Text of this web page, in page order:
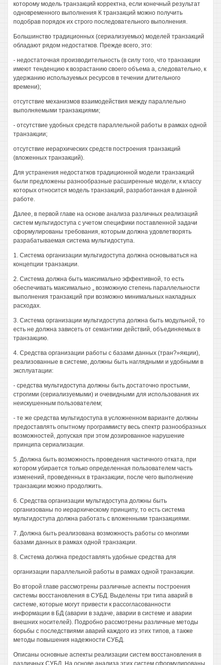
которому модель транзакций корректна, если конечный результат
одновременного выполнения К транзакций можно получить
подобрав порядок их строго последовательного выполнения.
Большинство традиционных (сериализуемых) моделей транзакций
обладают рядом недостатков. Прежде всего, это:
- недостаточная производительность (в силу того, что транзакции
имеют тенденцию к возрастанию своего объема а, следовательно, к
удержанию используемых ресурсов в течении длительного
времени);
отсутствие механизмов взаимодействия между параллельно
выполняемыми транзакциями;
- отсутствие удобных средств параллельной работы в рамках одной
транзакции;
отсутствие иерархических средств построения транзакций
(вложенных транзакций).
Для устранения недостатков традиционной модели транзакций
были предложены разнообразные расширенные модели, к классу
которых относится модель транзакций, разработанная в данной
работе.
Далее, в первой главе на основе анализа различных реализаций
систем мультидоступа с учетом специфики поставленной задачи
сформулированы требования, которым должна удовлетворять
разрабатываемая система мультидоступа.
1. Система организации мультидоступа должна основываться на
концепции транзакции.
2. Система должна быть максимально эффективной, то есть
обеспечивать максимально „ возможную степень параллельности
выполнения транзакций при возможно минимальных накладных
расходах.
3. Система организации мультидоступа должна быть модульной, то
есть не должна зависеть от семантики действий, объединяемых в
транзакцию.
4. Средства организации работы с базами данных (тран?»якции),
реализованные в системе, должны быть наглядными и удобными в
эксплуатации:
- средства мультидоступа должны быть достаточно простыми,
строгими (сериализуемыми) и очевидными для использования их
неискушенным пользователем;
- те же средства мультидоступа в усложненном варианте должны
предоставлять опытному программисту весь спектр разнообразных
возможностей, допуская при этом дозированное нарушение
принципа сериализации.
5. Должна быть возможность проведения частичного отката, при
котором убирается только определенная пользователем часть
изменений, проведенных в транзакции, после чего выполнение
транзакции можно продолжить.
6. Средства организации мультидоступа должны быть
организованы по иерархическому принципу, то есть система
мультидоступа должна работать с вложенными транзакциями.
7. Должна быть реализована возможность работы со многими
базами данных в рамках одной транзакции.
8. Система должна предоставлять удобные средства для
организации параллельной работы в рамках одной транзакции.
Во второй главе рассмотрены различные аспекты построения
системы восстановления в СУБД. Выделены три типа аварий в
системе, которые могут привести к рассогласованности
информации в БД (аварии в задаче, аварии в системе и аварии
внешних носителей). Подробно рассмотрены различные методы
борьбы с последствиями аварий каждого из этих типов, а также
методы повышения надежности СУБД.
Описаны основные аспекты реализации систем восстановления в
различных СУБД. На основе анализа этих систем сформулированы